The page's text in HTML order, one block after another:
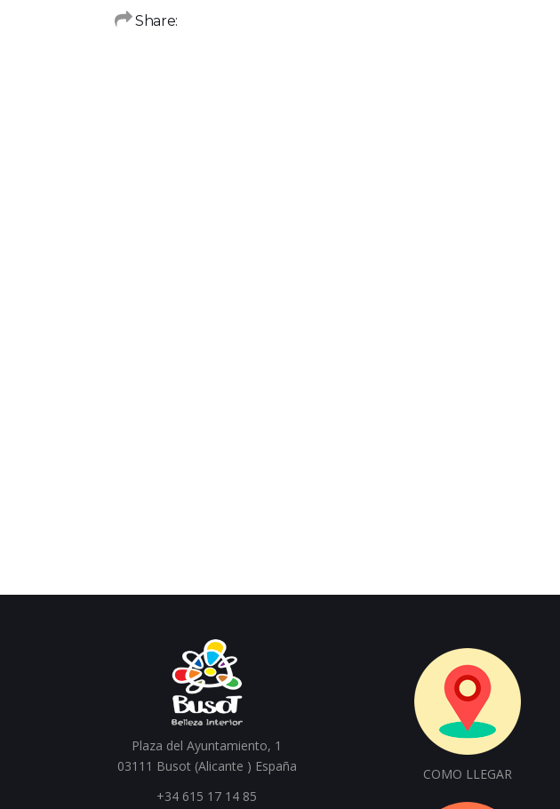
Share:
Plaza del Ayuntamiento, 1
03111 Busot (Alicante ) España
+34 615 17 14 85
COMO LLEGAR